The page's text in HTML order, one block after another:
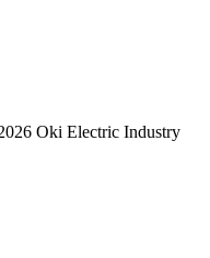
Oki Electric Industry